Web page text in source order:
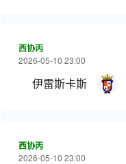
西协丙
2026-05-10 23:00
伊雷斯卡斯
西协丙
2026-05-10 23:00